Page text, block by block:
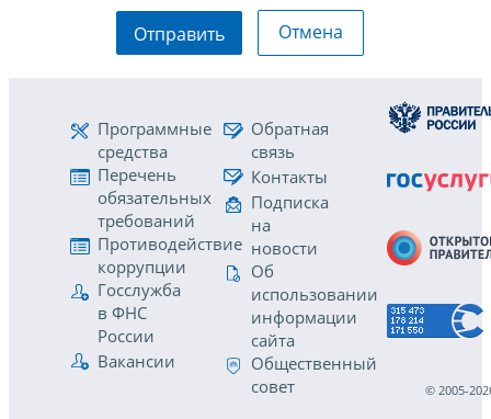
Отправить Отмена
Программные
средства
Перечень
обязательных
требований
Противодействие
коррупции
Госслужба
в ФНС
России
Вакансии
Обратная
связь
Контакты
Подписка
на
новости
Об
использовании
информации
сайта
Общественный
совет
© 2005-